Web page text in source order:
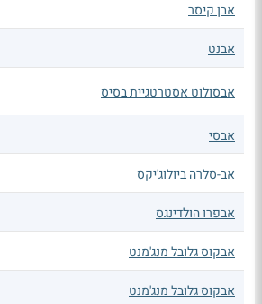
אבן קיסר
אבנט
אבסולוט אסטרטגיית בסיס
אבסי
אב-סלרה ביולוג'יקס
אבפרו הולדינגס
אבקוס גלובל מנג'מנט
אבקוס גלובל מנג'מנט